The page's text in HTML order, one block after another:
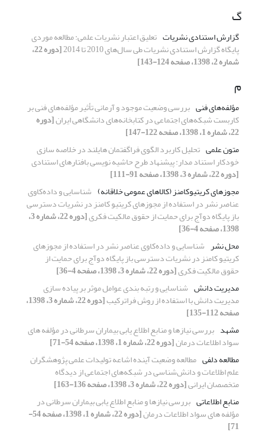
گ
گزارش استنادی نشریات تعلیق اعتبار نشریات علمی: مطالعه موردی
پایگاه گزارش استنادی نشریات طی سال‌های 2010 تا 2014 [دوره 22،
شماره 2، 1398، صفحه 124-143]
م
مؤلفه‌های فنی بررسی وضعیت موجود و آرمانی تأثیر مؤلفه‌های فنی بر
کاربست شبکه‌های اجتماعی در کتابخانه‌های دانشگاهی ایران[دوره
22، شماره 1، 1398، صفحه 122-147]
متون علمی تحلیل کاربرد الگوی فراگفتمان هایلند در خلاصه سازی
خودکار استناد مدار: پیشنهاد طرح حاشیه نویسی بافتارهای استنادی
[دوره 22، شماره 3، 1398، صفحه 91-111]
مجوزهای کریتیوکامنز (کالاهای عمومی خلاقانه) شناسایی و داده‌کاوی
عناصر نشر در استفاده از مجوزهای کریتیو کامنز در نشریات دسترسی
باز پایگاه دوآج برای حمایت از حقوق مالکیت فکری [دوره 22، شماره 3،
1398، صفحه 4-36]
محل نشر شناسایی و داده‌کاوی عناصر نشر در استفاده از مجوزهای
کریتیو کامنز در نشریات دسترسی باز پایگاه دوآج برای حمایت از
حقوق مالکیت فکری[دوره 22، شماره 3، 1398، صفحه 4-36]
مدیریت دانش شناسایی و رتبه بندی عوامل موثر بر پیاده سازی
مدیریت دانش با استفاده از روش فراترکیب [دوره 22، شماره 3، 1398،
صفحه 112-135]
مشهد بررسی نیازها و منابع اطلاع یابی بیماران سرطانی در مؤلفه های
سواد اطلاعات درمان[دوره 22، شماره 1، 1398، صفحه 54-71]
مطالعه دلفی مطالعه وضعیت آینده اشاعه تولیدات علمی پژوهشگران
علم اطلاعات و دانش‌شناسی در شبکه‌های اجتماعی از دیدگاه
متخصصان ایرانی[دوره 22، شماره 3، 1398، صفحه 136-163]
منابع اطلاعاتی بررسی نیازها و منابع اطلاع یابی بیماران سرطانی در
مؤلفه های سواد اطلاعات درمان [دوره 22، شماره 1، 1398، صفحه 54-
71]